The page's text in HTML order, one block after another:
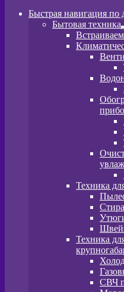
Быстрая навигация по
Бытовая техника
Техника
Техника
СВЧ